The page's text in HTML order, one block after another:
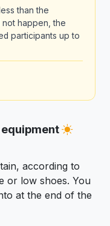
than the
not happen, the
participants up to
equipment
according to
or low shoes. You
at the end of the